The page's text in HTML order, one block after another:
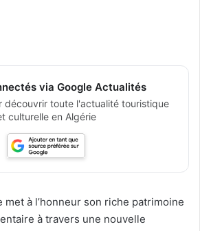
via Google Actualités
découvrir toute l'actualité touristique
culturelle en Algérie
met à l’honneur son riche patrimoine
à travers une nouvelle